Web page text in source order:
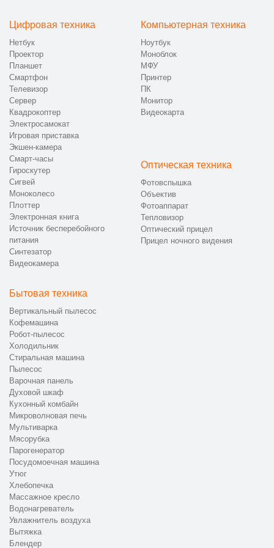
Цифровая техника
Нетбук
Проектор
Планшет
Смартфон
Телевизор
Сервер
Квадрокоптер
Электросамокат
Игровая приставка
Экшен-камера
Смарт-часы
Гироскутер
Сигвей
Моноколесо
Плоттер
Электронная книга
Источник бесперебойного
питания
Синтезатор
Видеокамера
Компьютерная техника
Ноутбук
Моноблок
МФУ
Принтер
ПК
Монитор
Видеокарта
Оптическая техника
Фотовспышка
Объектив
Фотоаппарат
Тепловизор
Оптический прицел
Прицел ночного видения
Бытовая техника
Вертикальный пылесос
Кофемашина
Робот-пылесос
Холодильник
Стиральная машина
Пылесос
Варочная панель
Духовой шкаф
Кухонный комбайн
Микроволновая печь
Мультиварка
Мясорубка
Парогенератор
Посудомоечная машина
Утюг
Хлебопечка
Массажное кресло
Водонагреватель
Увлажнитель воздуха
Вытяжка
Блендер